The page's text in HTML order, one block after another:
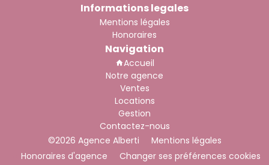
Informations legales
Mentions légales
Honoraires
Navigation
Accueil
Notre agence
Ventes
Locations
Gestion
Contactez-nous
©2026 Agence Alberti
Mentions légales
Honoraires d'agence
Changer ses préférences cookies